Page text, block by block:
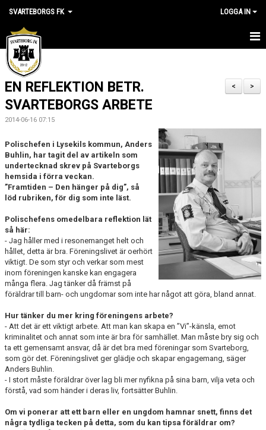
SVARTEBORGS FK LOGGA IN
HEM
NYHETER
OM KLUBBEN
VÅRA LAG
KLUBBSHOP
MEDLEM
VÅRA MATCHER
KONSTGRÄS
SPONSORHUSET
GRÄSROTEN
>
<
EN REFLEKTION BETR.
SVARTEBORGS ARBETE
2014-06-16 07:15
Polischefen i Lysekils kommun, Anders
Buhlin, har tagit del av artikeln som
undertecknad skrev på Svarteborgs
hemsida i förra veckan.
”Framtiden – Den hänger på dig”, så
löd rubriken, för dig som inte läst.
Polischefens omedelbara reflektion lät
så här:
- Jag håller med i resonemanget helt och
hållet, detta är bra. Föreningslivet är oerhört
viktigt. De som styr och verkar som mest
inom föreningen kanske kan engagera
många flera. Jag tänker då främst på
föräldrar till barn- och ungdomar som inte har något att göra, bland annat.
Hur tänker du mer kring föreningens arbete?
- Att det är ett viktigt arbete. Att man kan skapa en ”Vi”-känsla, emot
kriminalitet och annat som inte är bra för samhället. Man måste bry sig och
ta ett gemensamt ansvar, då är det bra med föreningar som Svarteborg,
som gör det. Föreningslivet ger glädje och skapar engagemang, säger
Anders Buhlin.
- I stort måste föräldrar över lag bli mer nyfikna på sina barn, vilja veta och
förstå, vad som händer i deras liv, fortsätter Buhlin.
Om vi ponerar att ett barn eller en ungdom hamnar snett, finns det
några tydliga tecken på detta, som du kan tipsa föräldrar om?